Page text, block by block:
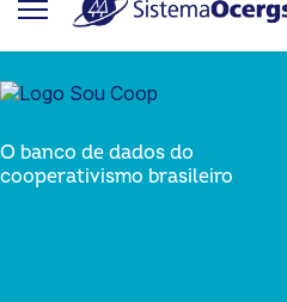
O banco de dados do
cooperativismo brasileiro